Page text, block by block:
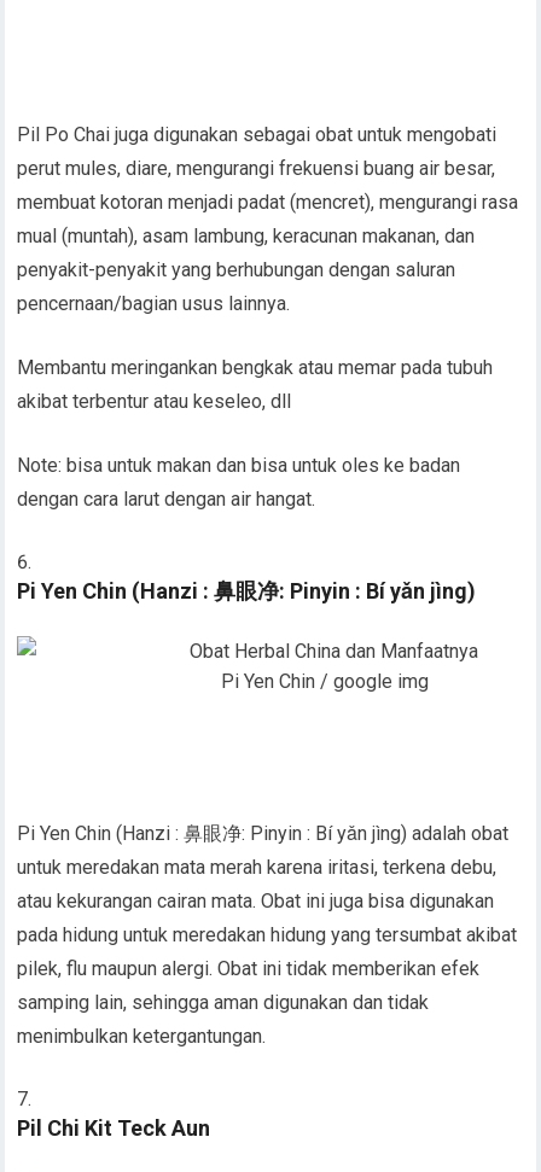
Pil Po Chai juga digunakan sebagai obat untuk mengobati
perut mules, diare, mengurangi frekuensi buang air besar,
membuat kotoran menjadi padat (mencret), mengurangi rasa
mual (muntah), asam lambung, keracunan makanan, dan
penyakit-penyakit yang berhubungan dengan saluran
pencernaan/bagian usus lainnya.
Membantu meringankan bengkak atau memar pada tubuh
akibat terbentur atau keseleo, dll
Note: bisa untuk makan dan bisa untuk oles ke badan
dengan cara larut dengan air hangat.
Pi Yen Chin (Hanzi : 鼻眼净: Pinyin : Bí yǎn jìng)
Pi Yen Chin / google img
Pi Yen Chin (Hanzi : 鼻眼净: Pinyin : Bí yǎn jìng) adalah obat
untuk meredakan mata merah karena iritasi, terkena debu,
atau kekurangan cairan mata. Obat ini juga bisa digunakan
pada hidung untuk meredakan hidung yang tersumbat akibat
pilek, flu maupun alergi. Obat ini tidak memberikan efek
samping lain, sehingga aman digunakan dan tidak
menimbulkan ketergantungan.
Pil Chi Kit Teck Aun